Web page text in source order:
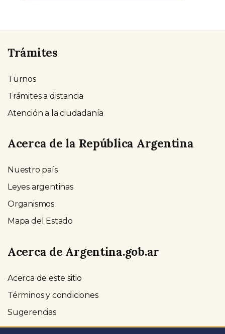
Trámites
Turnos
Trámites a distancia
Atención a la ciudadanía
Acerca de la República Argentina
Nuestro país
Leyes argentinas
Organismos
Mapa del Estado
Acerca de Argentina.gob.ar
Acerca de este sitio
Términos y condiciones
Sugerencias